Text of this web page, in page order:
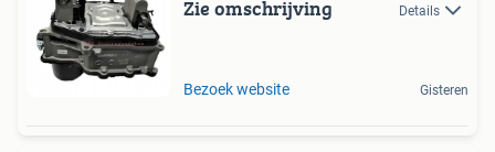
Zie omschrijving Details
Bezoek website Gisteren